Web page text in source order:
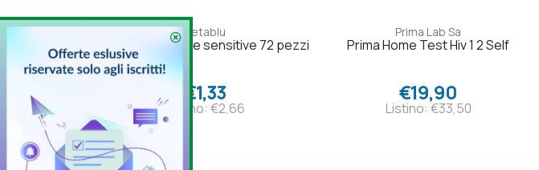
Setablu
Setablu salviette sensitive 72 pezzi
€1,33
Listino: €2,66
Prima Lab Sa
Prima Home Test Hiv 1 2 Self
€19,90
Listino: €33,50